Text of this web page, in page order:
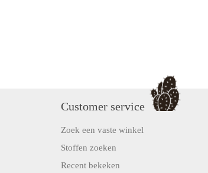
Customer service
Zoek een vaste winkel
Stoffen zoeken
Recent bekeken